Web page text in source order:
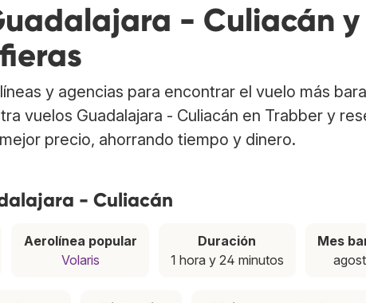
- Culiacán y
y agencias para encontrar el vuelo más
vuelos Guadalajara - Culiacán en Trabber y
precio, ahorrando tiempo y dinero.
- Culiacán
Aerolínea popular
Volaris
Duración
1 hora y 24 minutos
Mes